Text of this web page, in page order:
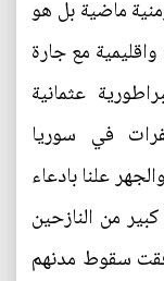
ماضية بل هو
مع جارة
عثمانية
في سوريا
علنا بادعاء
من النازحين
سقوط مدنهم